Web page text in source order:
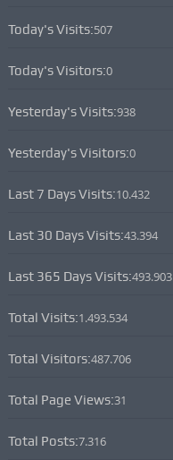
Today's Visits:507
Today's Visitors:0
Yesterday's Visits:938
Yesterday's Visitors:0
Last 7 Days Visits:10.432
Last 30 Days Visits:43.394
Last 365 Days Visits:493.903
Total Visits:1.493.534
Total Visitors:487.706
Total Page Views:31
Total Posts:7.316